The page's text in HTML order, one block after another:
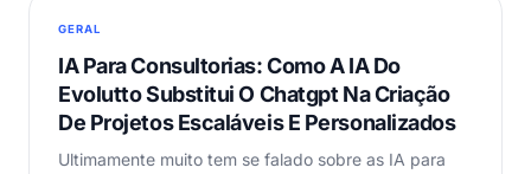
GERAL
IA Para Consultorias: Como A IA Do
Evolutto Substitui O Chatgpt Na Criação
De Projetos Escaláveis E Personalizados
Ultimamente muito tem se falado sobre as IA para